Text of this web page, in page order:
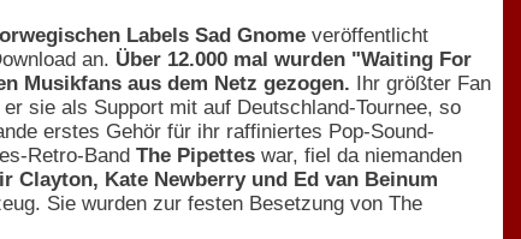
Labels Sad Gnome veröffentlicht
an. Über 12.000 mal wurden "Waiting For
Musikfans aus dem Netz gezogen. Ihr größter Fan
sie als Support mit auf Deutschland-Tournee, so
erstes Gehör für ihr raffiniertes Pop-Sound-
Retro-Band The Pipettes war, fiel da niemanden
Clayton, Kate Newberry und Ed van Beinum
Sie wurden zur festen Besetzung von The